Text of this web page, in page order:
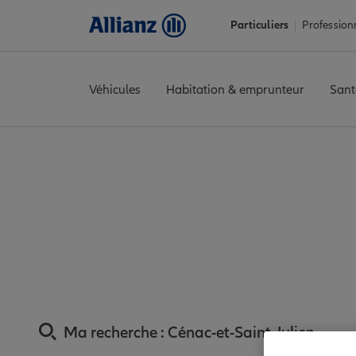
Particuliers
Véhicules Habitation & emprunteur
Ma recherche : Cénac-et-Saint-Julien